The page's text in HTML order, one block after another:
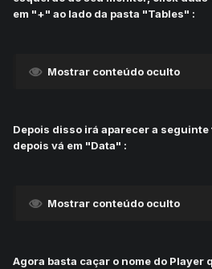
em "+" ao lado da pasta "Tables" :
Mostrar conteúdo oculto
Depois disso irá aparecer a
depois vá em "Data" :
Mostrar conteúdo oculto
Agora basta caçar o nome do Player